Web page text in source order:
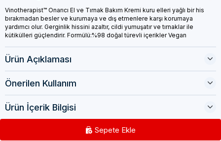
Vinotherapist™ Onarıcı El ve Tırnak Bakım Kremi kuru elleri yağlı bir his
bırakmadan besler ve kurumaya ve dış etmenlere karşı korumaya
yardımcı olur. Gerginlik hissini azaltır, cildi yumuşatır ve tırnaklar ile
kütikülleri güçlendirir. Formülü:%98 doğal türevli içerikler Vegan
Ürün Açıklaması
Önerilen Kullanım
Ürün İçerik Bilgisi
Sepete Ekle